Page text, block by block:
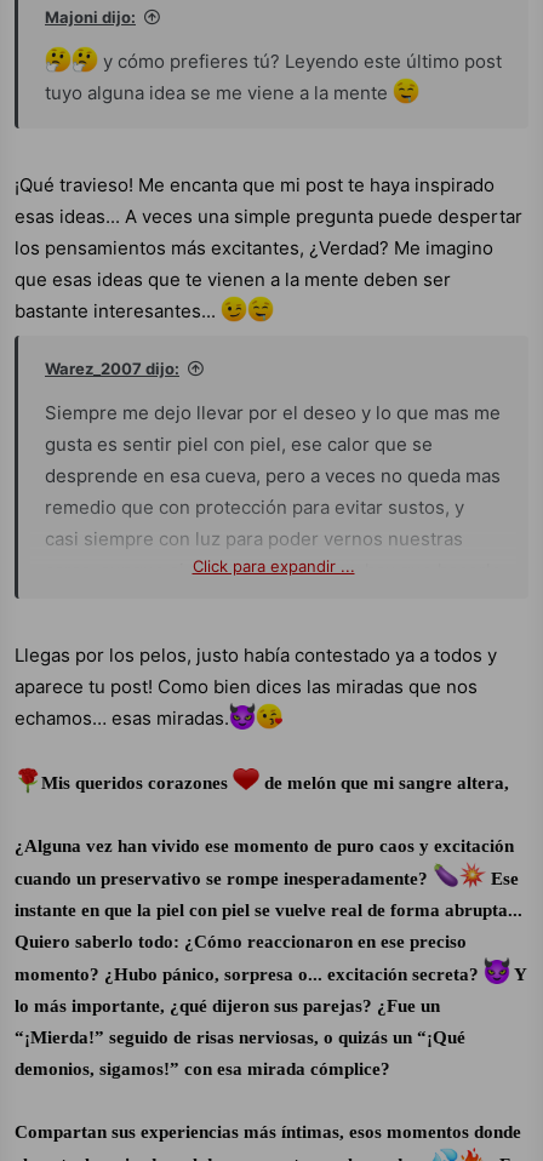
Majoni dijo:
y cómo prefieres tú? Leyendo este último post
tuyo alguna idea se me viene a la mente
¡Qué travieso! Me encanta que mi post te haya inspirado
esas ideas... A veces una simple pregunta puede despertar
los pensamientos más excitantes, ¿Verdad? Me imagino
que esas ideas que te vienen a la mente deben ser
bastante interesantes...
Warez_2007 dijo:
Siempre me dejo llevar por el deseo y lo que mas me
gusta es sentir piel con piel, ese calor que se
desprende en esa cueva, pero a veces no queda mas
remedio que con protección para evitar sustos, y
casi siempre con luz para poder vernos nuestras
caras, aunque si no queda remedio y hay que hacerlo
sienten que aveces también se consigue mirándote.
Click para expandir ...
Llegas por los pelos, justo había contestado ya a todos y
aparece tu post! Como bien dices las miradas que nos
echamos… esas miradas.
Mis queridos corazones de melón que mi sangre altera,
¿Alguna vez han vivido ese momento de puro caos y excitación
cuando un preservativo se rompe inesperadamente?
Ese
instante en que la piel con piel se vuelve real de forma abrupta...
Quiero saberlo todo: ¿Cómo reaccionaron en ese preciso
momento? ¿Hubo pánico, sorpresa o... excitación secreta?
Y
lo más importante, ¿qué dijeron sus parejas? ¿Fue un
“¡Mierda!” seguido de risas nerviosas, o quizás un “¡Qué
demonios, sigamos!” con esa mirada cómplice?
Compartan sus experiencias más íntimas, esos momentos donde